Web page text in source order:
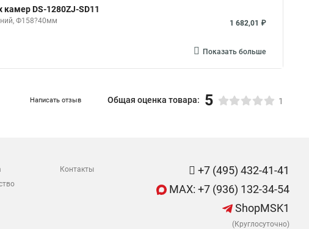
DS-1280ZJ-SD11
Ф158?40мм 1 682,01 ₽
Показать больше
Написать отзыв Общая оценка товара: 5 1
Контакты
+7 (495) 432-41-41
MAX: +7 (936) 132-34-54
ShopMSK1
(Круглосуточно)